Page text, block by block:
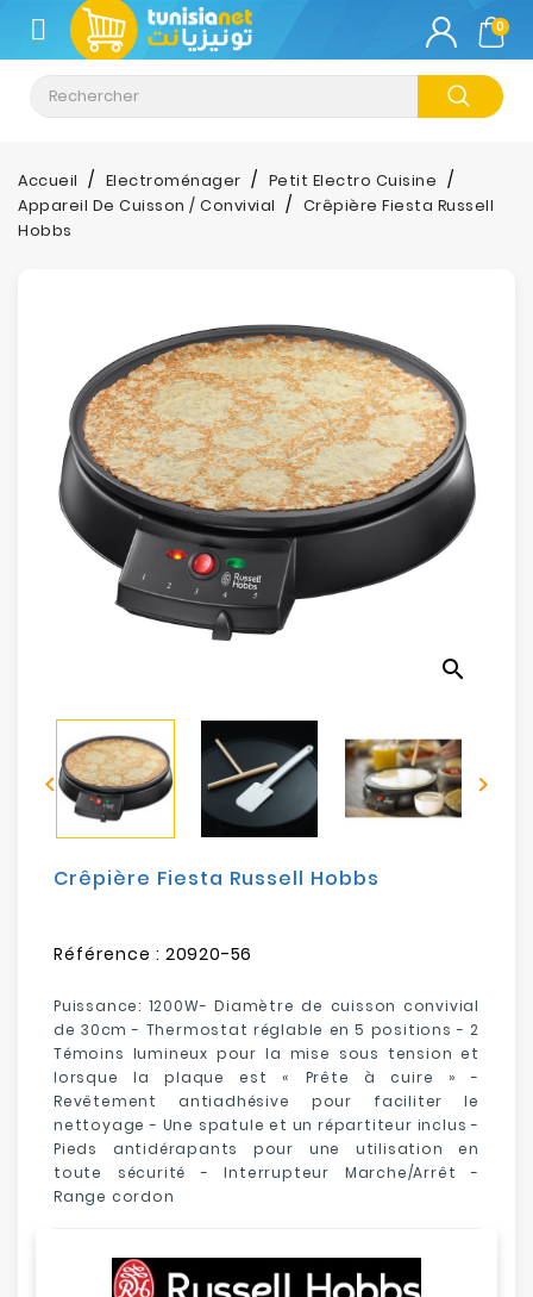
CATÉGORIE
Climatisation
Informatique
Téléphonie
Stockage
Son-
Photos
Electroménager
Bureautique
Sécurité
Mobilités
Loisirs
0
Accueil Electroménager
Petit Electro Cuisine
Appareil De Cuisson / Convivial
Crêpière Fiesta Russell
Hobbs
search
 
Crêpière Fiesta Russell Hobbs
Référence : 20920-56
Puissance: 1200W- Diamètre de cuisson convivial
de 30cm - Thermostat réglable en 5 positions - 2
Témoins lumineux pour la mise sous tension et
lorsque la plaque est « Prête à cuire » -
Revêtement antiadhésive pour faciliter le
nettoyage - Une spatule et un répartiteur inclus -
Pieds antidérapants pour une utilisation en
toute sécurité - Interrupteur Marche/Arrêt -
Range cordon